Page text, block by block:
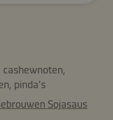
pinda's
Sojasaus